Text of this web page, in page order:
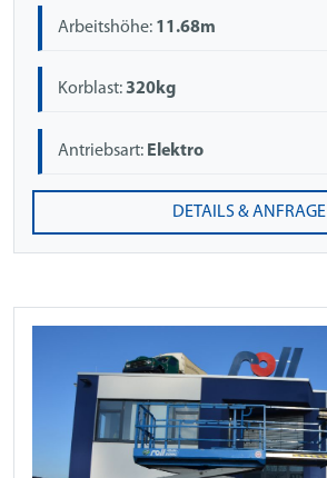
Arbeitshöhe: 11.68m
Korblast:320kg
Antriebsart: Elektro
DETAILS & ANFRAGE